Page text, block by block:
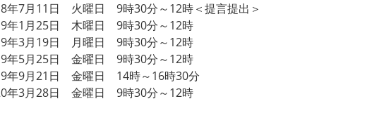
年7月11日 火曜日 9時30分～12時＜提言提出＞
年1月25日 木曜日 9時30分～12時
年3月19日 月曜日 9時30分～12時
年5月25日 金曜日 9時30分～12時
年9月21日 金曜日 14時～16時30分
年3月28日 金曜日 9時30分～12時